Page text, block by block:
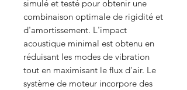
simulé et testé pour obtenir une
combinaison optimale de rigidité et
d'amortissement. L'impact
acoustique minimal est obtenu en
réduisant les modes de vibration
tout en maximisant le flux d'air. Le
système de moteur incorpore des